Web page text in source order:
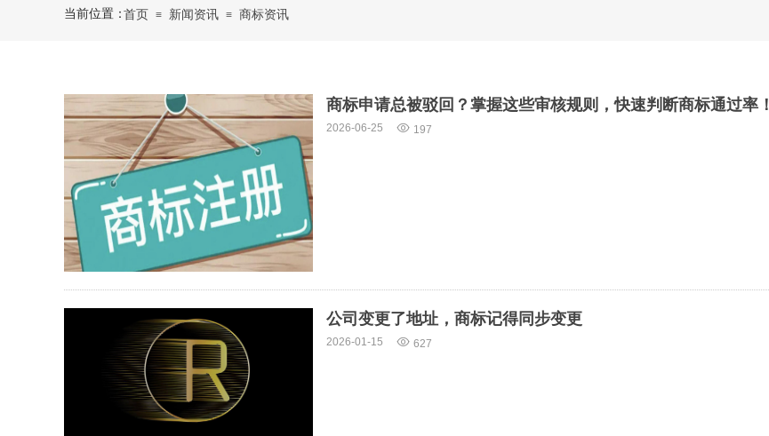
当前位置：首页 ≡ 新闻资讯 ≡ 商标资讯
商标申请总被驳回？掌握这些审核规则，快速判断商标通过率！
2026-06-25 197
公司变更了地址，商标记得同步变更
2026-01-15 627